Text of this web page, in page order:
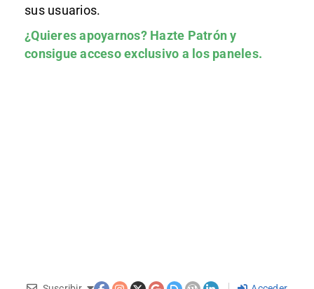
sus usuarios.
¿Quieres apoyarnos? Hazte Patróny
consigue acceso exclusivo a los paneles.